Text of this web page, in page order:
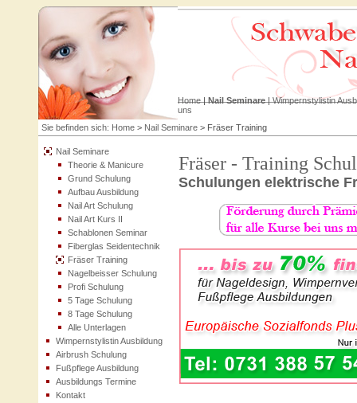
Home|Nail Seminare|Wimpernstylistin
uns
Sie befinden sich: Home > Nail Seminare >Fräser Training
Nail Seminare
Theorie & Manicure
Grund Schulung
Aufbau Ausbildung
Nail Art Schulung
Nail Art Kurs II
Schablonen Seminar
Fiberglas Seidentechnik
Fräser Training
Nagelbeisser Schulung
Profi Schulung
5 Tage Schulung
8 Tage Schulung
Alle Unterlagen
Wimpernstylistin Ausbildung
Airbrush Schulung
Fußpflege Ausbildung
Ausbildungs Termine
Kontakt
Fräser - Training
Schulungen elektrische